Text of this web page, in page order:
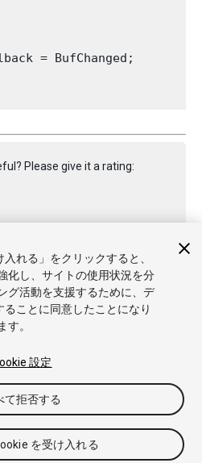
= BufChanged;
Please give it a rating:
Publication 2020.1
ナレッジベース
たは共有しない
入れる」をクリックすると、
化し、サイトの使用状況を分
グ活動を支援するために、デ
ことに同意したことになり
ます。
設定
て拒否する
を受け入れる